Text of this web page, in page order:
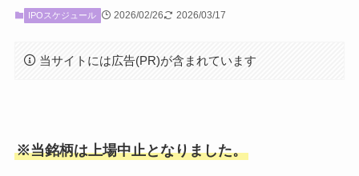
IPOスケジュール 2026/02/26 2026/03/17
当サイトには広告(PR)が含まれています
※当銘柄は上場中止となりました。